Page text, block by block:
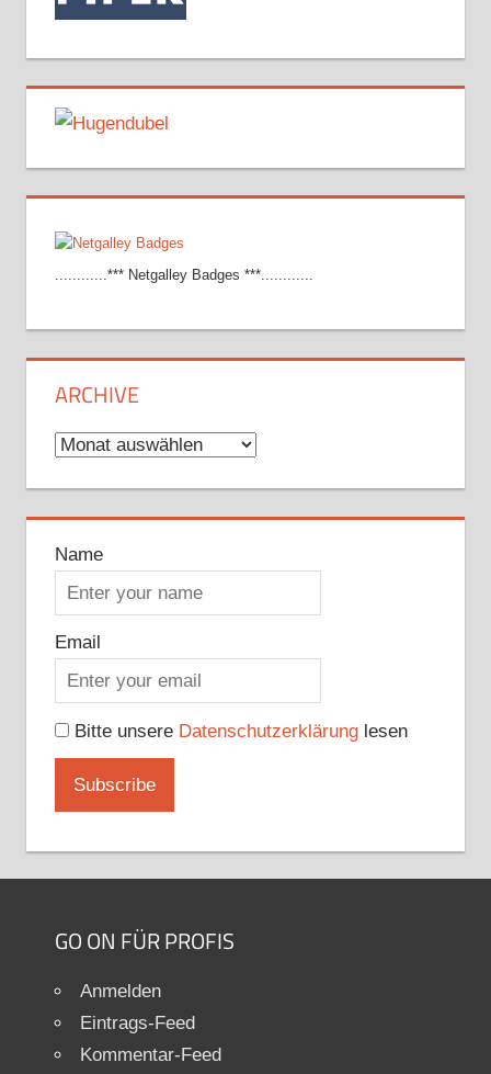
............*** Netgalley Badges ***............
ARCHIVE
Archive
Name
Email
Bitte unsere Datenschutzerklärunglesen
GO ON FÜR PROFIS
Anmelden
Eintrags-Feed
Kommentar-Feed